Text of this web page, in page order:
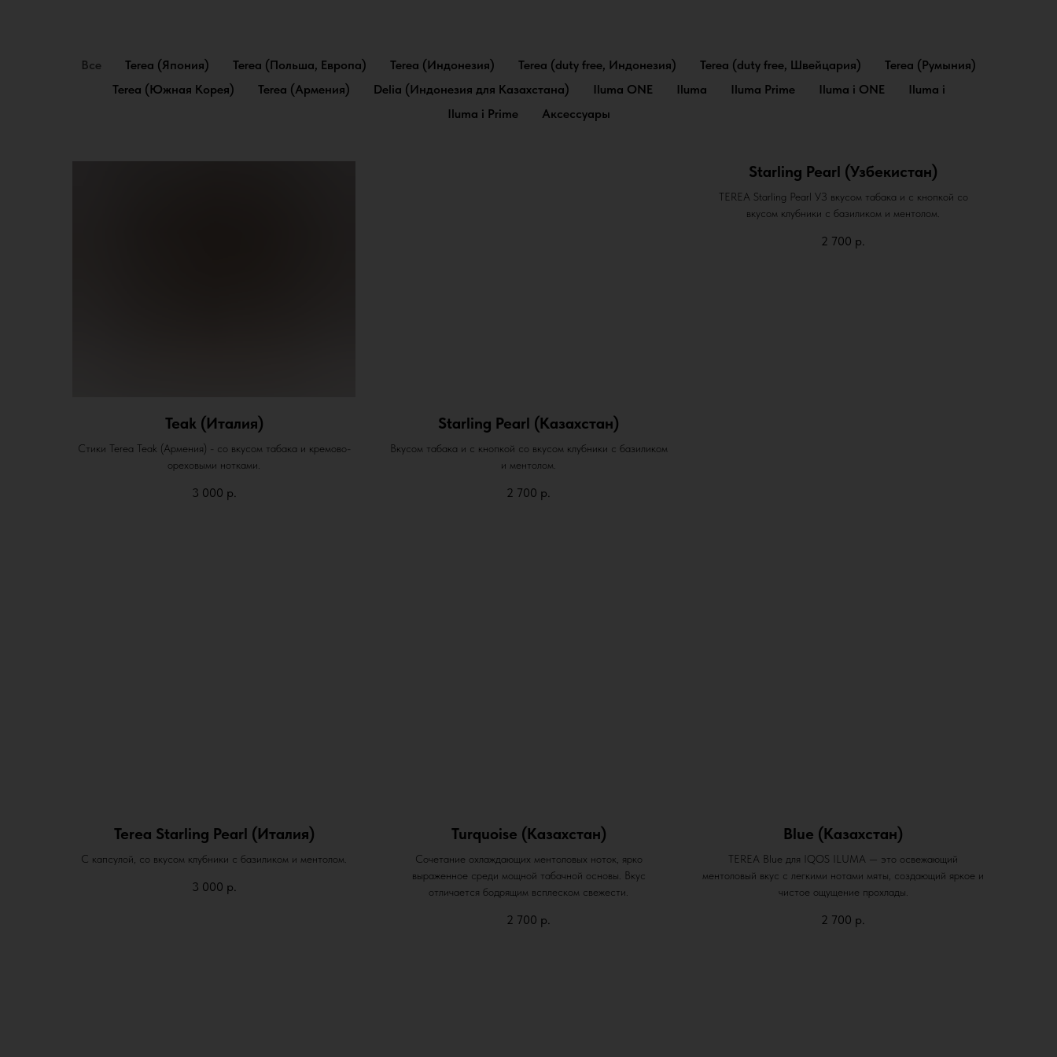
Все Terea (Япония) Terea (Польша, Европа) Terea (Индонезия) Terea (duty free, Индонезия) Terea (duty free, Швейцария)
Terea (Румыния)
Terea (Южная Корея)
Terea (Армения) Delia (Индонезия для Казахстана) Iluma ONE Iluma Iluma Prime Iluma i ONE
Iluma i
Iluma i Prime
Аксессуары
Teak (Италия)
Стики Terea Teak (Армения) - со вкусом табака и кремово-
ореховыми нотками.
3 000 р.
Starling Pearl (Казахстан)
Вкусом табака и с кнопкой со вкусом клубники с базиликом
и ментолом.
2 700 р.
Starling Pearl (Узбекистан)
TEREA Starling Pearl УЗ вкусом табака и с кнопкой со
вкусом клубники с базиликом и ментолом.
2 700 р.
Terea Starling Pearl (Италия)
С капсулой, со вкусом клубники с базиликом и ментолом.
3 000 р.
Turquoise (Казахстан)
Сочетание охлаждающих ментоловых ноток, ярко
выраженное среди мощной табачной основы. Вкус
отличается бодрящим всплеском свежести.
2 700 р.
Blue (Казахстан)
TEREA Blue для IQOS ILUMA — это освежающий
ментоловый вкус с легкими нотами мяты, создающий яркое и
чистое ощущение прохлады.
2 700 р.